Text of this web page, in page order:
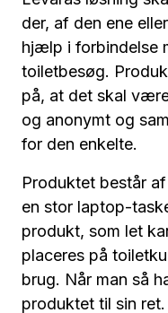
der, af den ene
hjælp i forbindelse
toiletbesøg.
på, at det skal
og anonymt og
for den enkelte.
Produktet består
en stor laptop-
produkt, som let
placeres på
brug. Når man så
produktet til sin